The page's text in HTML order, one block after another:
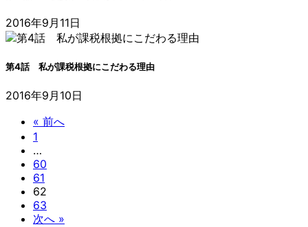
2016年9月11日
第4話 私が課税根拠にこだわる理由
2016年9月10日
« 前へ
1
…
60
61
62
63
次へ »